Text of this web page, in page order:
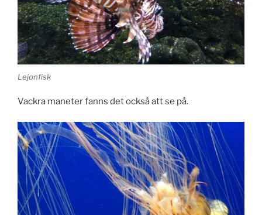
Lejonfisk
Vackra maneter fanns det också att se på.